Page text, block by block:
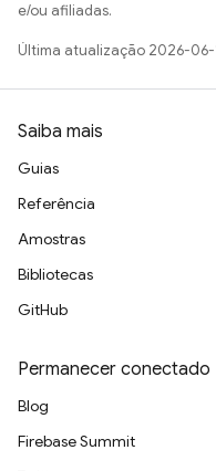
e/ou afiliadas.
Última atualização 2026-06-
Saiba mais
Guias
Referência
Amostras
Bibliotecas
GitHub
Permanecer conectado
Blog
Firebase Summit